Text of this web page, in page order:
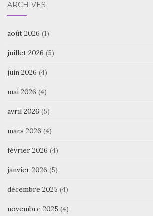
ARCHIVES
août 2026 (1)
juillet 2026 (5)
juin 2026 (4)
mai 2026 (4)
avril 2026 (5)
mars 2026 (4)
février 2026 (4)
janvier 2026 (5)
décembre 2025 (4)
novembre 2025 (4)